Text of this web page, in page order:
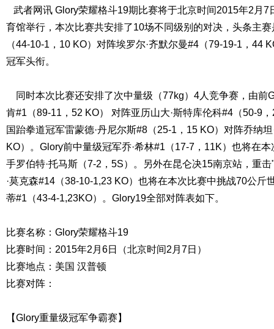
武者网讯 Glory荣耀格斗19期比赛将于北京时间2015年2月7
育馆举行，本次比赛共安排了10场不同级别的对决，头条主
（44-10-1，10 KO）对阵埃罗尔·齐默尔曼#4 （79-19-1，44
冠军头衔。
同时本次比赛还安排了次中量级（77kg）4人竞争赛，由前
肯#1（89-11，52 KO） 对阵亚历山大·斯特库伦科#4（50-9
国跆拳道冠军雷蒙德·丹尼尔斯#8 （25-1，15 KO）对阵乔纳
KO）
。Glory前中量级冠军乔·希林#1（17-7，11K） 也将在本
手罗伯特·托马斯（7-2，5S）。另外在昆仑决15南京站，重
·莫克森#14（38-10-1,23 KO）也将在本次比赛中挑战70公斤
蒂#1（43-4-1,23KO）。Glory19全部对阵表如下。
比赛名称：Glory荣耀格斗19
比赛时间：2015年2月6日（北京时间2月7日）
比赛地点：美国 汉普顿
比赛对阵：
【Glory重量级冠军争霸赛】